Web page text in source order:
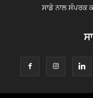
ਸਾਡੇ ਨਾਲ ਸੰਪਰਕ